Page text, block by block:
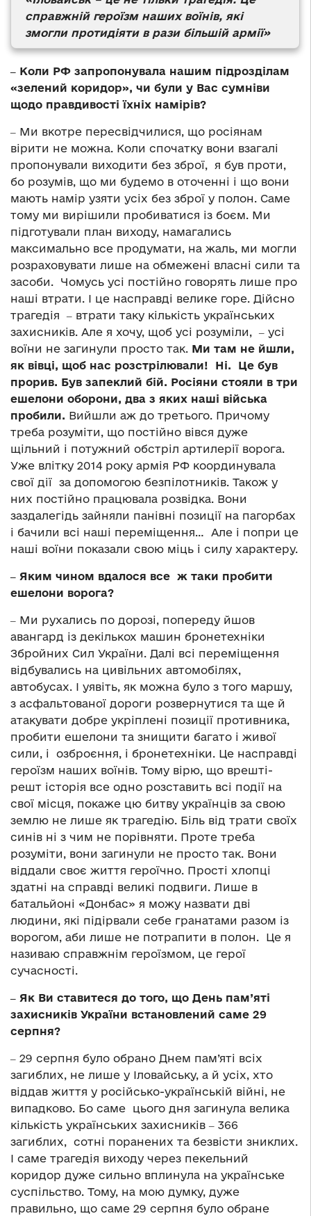
справжній героїзм наших воїнів, які
змогли протидіяти в рази більшій армії»
‒ Коли РФ запропонувала нашим підрозділам
«зелений коридор», чи були у Вас сумніви
щодо правдивості їхніх намірів?
‒ Ми вкотре пересвідчилися, що росіянам
вірити не можна. Коли спочатку вони взагалі
пропонували виходити без зброї, я був проти,
бо розумів, що ми будемо в оточенні і що вони
мають намір узяти усіх без зброї у полон. Саме
тому ми вирішили пробиватися із боєм. Ми
підготували план виходу, намагались
максимально все продумати, на жаль, ми могли
розраховувати лише на обмежені власні сили та
засоби. Чомусь усі постійно говорять лише про
наші втрати. І це насправді велике горе. Дійсно
трагедія ‒ втрати таку кількість українських
захисників. Але я хочу, щоб усі розуміли, ‒ усі
воїни не загинули просто так. Ми там не йшли,
як вівці, щоб нас розстрілювали! Ні. Це був
прорив. Був запеклий бій. Росіяни стояли в три
ешелони оборони, два з яких наші війська
пробили. Вийшли аж до третього. Причому
треба розуміти, що постійно вівся дуже
щільний і потужний обстріл артилерії ворога.
Уже влітку 2014 року армія РФ координувала
свої дії за допомогою безпілотників. Також у
них постійно працювала розвідка. Вони
заздалегідь зайняли панівні позиції на пагорбах
і бачили всі наші переміщення… Але і попри це
наші воїни показали свою міць і силу характеру.
‒ Яким чином вдалося все ж таки пробити
ешелони ворога?
‒ Ми рухались по дорозі, попереду йшов
авангард із декількох машин бронетехніки
Збройних Сил України. Далі всі переміщення
відбувались на цивільних автомобілях,
автобусах. І уявіть, як можна було з того маршу,
з асфальтованої дороги розвернутися та ще й
атакувати добре укріплені позиції противника,
пробити ешелони та знищити багато і живої
сили, і озброєння, і бронетехніки. Це насправді
героїзм наших воїнів. Тому вірю, що врешті-
решт історія все одно розставить всі події на
свої місця, покаже цю битву українців за свою
землю не лише як трагедію. Біль від трати своїх
синів ні з чим не порівняти. Проте треба
розуміти, вони загинули не просто так. Вони
віддали своє життя героїчно. Прості хлопці
здатні на справді великі подвиги. Лише в
батальйоні «Донбас» я можу назвати дві
людини, які підірвали себе гранатами разом із
ворогом, аби лише не потрапити в полон. Це я
називаю справжнім героїзмом, це герої
сучасності.
‒ Як Ви ставитеся до того, що День пам’яті
захисників України встановлений саме 29
серпня?
‒ 29 серпня було обрано Днем пам’яті всіх
загиблих, не лише у Іловайську, а й усіх, хто
віддав життя у російсько-українській війні, не
випадково. Бо саме цього дня загинула велика
кількість українських захисників ‒ 366
загиблих, сотні поранених та безвісти зниклих.
І саме трагедія виходу через пекельний
коридор дуже сильно вплинула на українське
суспільство. Тому, на мою думку, дуже
правильно, що саме 29 серпня було обране